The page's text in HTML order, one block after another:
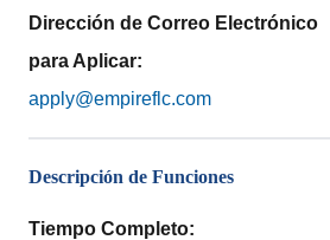
Dirección de Correo Electrónico
para Aplicar:
apply@empireflc.com
Descripción de Funciones
Tiempo Completo: